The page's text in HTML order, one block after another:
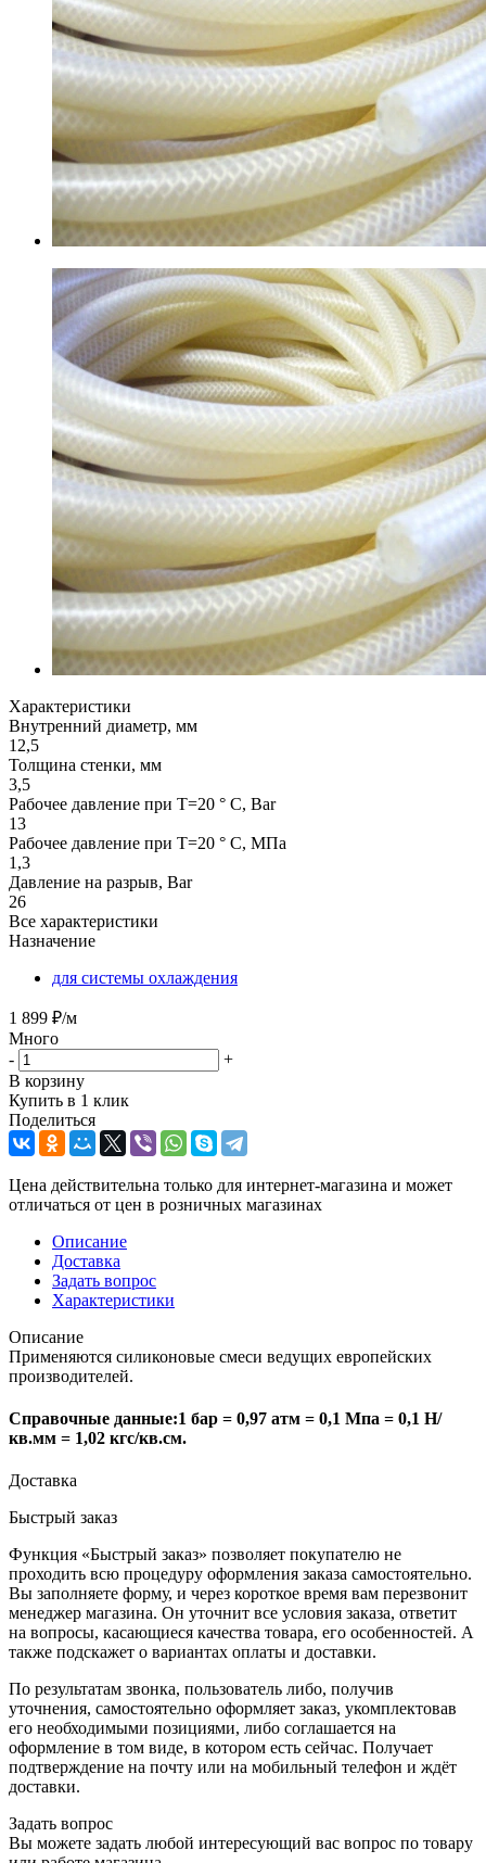
Характеристики
Внутренний диаметр, мм
12,5
Толщина стенки, мм
3,5
Рабочее давление при T=20 ° С, Bar
13
Рабочее давление при T=20 ° С, МПа
1,3
Давление на разрыв, Bar
26
Все характеристики
Назначение
для системы охлаждения
1 899 ₽/м
Много
-
+
В корзину
Купить в 1 клик
Поделиться
Цена действительна только для интернет-магазина и может
отличаться от цен в розничных магазинах
Описание
Доставка
Задать вопрос
Характеристики
Описание
Применяются силиконовые смеси ведущих европейских
производителей.
Справочные данные:1 бар = 0,97 атм = 0,1 Мпа = 0,1 Н/
кв.мм = 1,02 кгс/кв.см.
Доставка
Быстрый заказ
Функция «Быстрый заказ» позволяет покупателю не
проходить всю процедуру оформления заказа самостоятельно.
Вы заполняете форму, и через короткое время вам перезвонит
менеджер магазина. Он уточнит все условия заказа, ответит
на вопросы, касающиеся качества товара, его особенностей. А
также подскажет о вариантах оплаты и доставки.
По результатам звонка, пользователь либо, получив
уточнения, самостоятельно оформляет заказ, укомплектовав
его необходимыми позициями, либо соглашается на
оформление в том виде, в котором есть сейчас. Получает
подтверждение на почту или на мобильный телефон и ждёт
доставки.
Задать вопрос
Вы можете задать любой интересующий вас вопрос по товару